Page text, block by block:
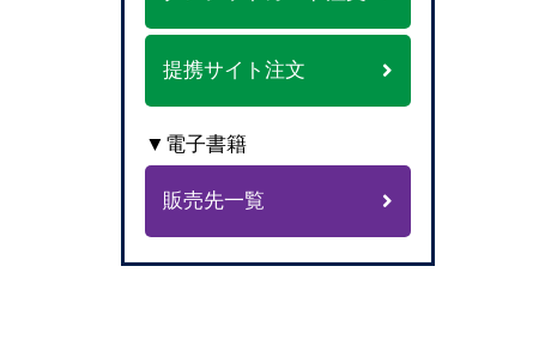
提携サイト注文
▼電子書籍
販売先一覧